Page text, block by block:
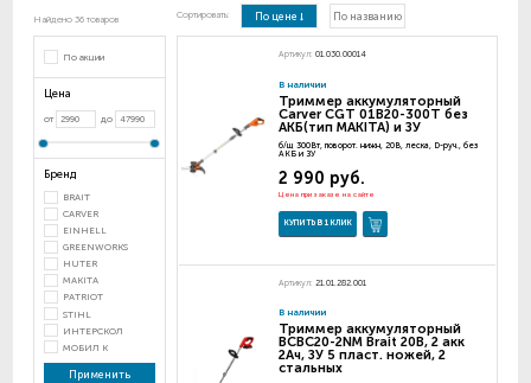
Найдено 36 товаров
По акции
Цена
от до
Бренд
BRAIT
CARVER
EINHELL
GREENWORKS
HUTER
MAKITA
PATRIOT
STIHL
ИНТЕРСКОЛ
МОБИЛ К
Применить
Сортировать: По цене По названию
Артикул: 01.030.00014
В наличии
Триммер аккумуляторный
Carver CGT 01B20-300T без
АКБ(тип MAKITA) и ЗУ
б/щ 300Вт, поворот. нижн, 20В, леска, D-руч., без
АКБ и ЗУ
2 990 руб.
Цена при заказе на сайте
КУПИТЬ В 1 КЛИК
Артикул: 21.01.282.001
В наличии
Триммер аккумуляторный
BCBC20-2NM Brait 20В, 2 акк
2Ач, ЗУ 5 пласт. ножей, 2
стальных